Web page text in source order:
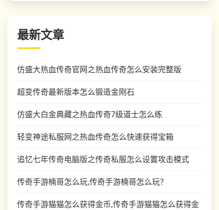
最新文章
仿盛大热血传奇官网之热血传奇怎么安装完整版
超变传奇最新版本怎么锻造金刚石
仿盛大白金典藏之热血传奇7级道士怎么练
轻变神途私服网之热血传奇怎么快速获得宝箱
追忆七年传奇电脑版之传奇私服怎么设置攻击模式
传奇手游楠哥怎么玩,传奇手游楠哥怎么玩？
传奇手游猫猫怎么获得金币,传奇手游猫猫怎么获得金